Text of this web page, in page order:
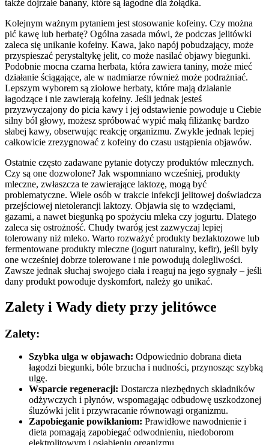
także dojrzałe banany, które są łagodne dla żołądka.
Kolejnym ważnym pytaniem jest stosowanie kofeiny. Czy można
pić kawę lub herbatę? Ogólna zasada mówi, że podczas jelitówki
zaleca się unikanie kofeiny. Kawa, jako napój pobudzający, może
przyspieszać perystaltykę jelit, co może nasilać objawy biegunki.
Podobnie mocna czarna herbata, która zawiera taniny, może mieć
działanie ściągające, ale w nadmiarze również może podrażniać.
Lepszym wyborem są ziołowe herbaty, które mają działanie
łagodzące i nie zawierają kofeiny. Jeśli jednak jesteś
przyzwyczajony do picia kawy i jej odstawienie powoduje u Ciebie
silny ból głowy, możesz spróbować wypić małą filiżankę bardzo
słabej kawy, obserwując reakcję organizmu. Zwykle jednak lepiej
całkowicie zrezygnować z kofeiny do czasu ustąpienia objawów.
Ostatnie często zadawane pytanie dotyczy produktów mlecznych.
Czy są one dozwolone? Jak wspomniano wcześniej, produkty
mleczne, zwłaszcza te zawierające laktozę, mogą być
problematyczne. Wiele osób w trakcie infekcji jelitowej doświadcza
przejściowej nietolerancji laktozy. Objawia się to wzdęciami,
gazami, a nawet biegunką po spożyciu mleka czy jogurtu. Dlatego
zaleca się ostrożność. Chudy twaróg jest zazwyczaj lepiej
tolerowany niż mleko. Warto rozważyć produkty bezlaktozowe lub
fermentowane produkty mleczne (jogurt naturalny, kefir), jeśli były
one wcześniej dobrze tolerowane i nie powodują dolegliwości.
Zawsze jednak słuchaj swojego ciała i reaguj na jego sygnały – jeśli
dany produkt powoduje dyskomfort, należy go unikać.
Zalety i Wady diety przy jelitówce
Zalety:
Szybka ulga w objawach: Odpowiednio dobrana dieta
łagodzi biegunki, bóle brzucha i nudności, przynosząc szybką
ulgę.
Wsparcie regeneracji: Dostarcza niezbędnych składników
odżywczych i płynów, wspomagając odbudowę uszkodzonej
śluzówki jelit i przywracanie równowagi organizmu.
Zapobieganie powikłaniom: Prawidłowe nawodnienie i
dieta pomagają zapobiegać odwodnieniu, niedoborom